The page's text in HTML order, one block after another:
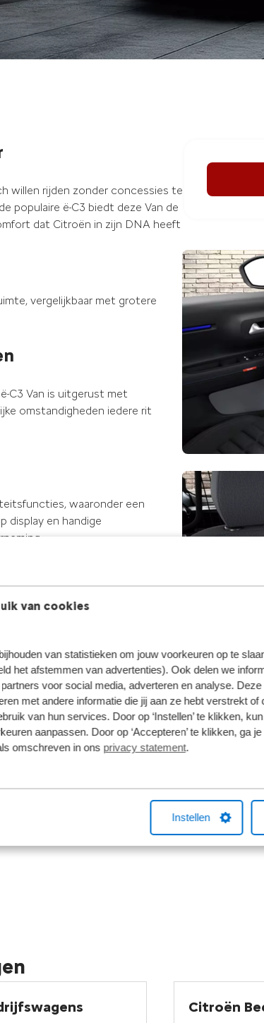
van cookies
van statistieken om jouw voorkeuren op te
het afstemmen van advertenties). Ook delen we
voor social media, adverteren en analyse. Deze
met andere informatie die jij aan ze hebt verstrekt of
van hun services. Door op ‘Instellen’ te klikken,
aanpassen. Door op ‘Accepteren’ te klikken, ga
omschreven in ons privacy statement.
Instellen
willen rijden zonder concessies te
populaire ë-C3 biedt deze Van de
dat Citroën in zijn DNA heeft
vergelijkbaar met grotere
C3 Van is uitgerust met
omstandigheden iedere rit
waaronder een
display en handige
in de stad. Hij biedt een
zorgeloos onderweg bent.
Citroën